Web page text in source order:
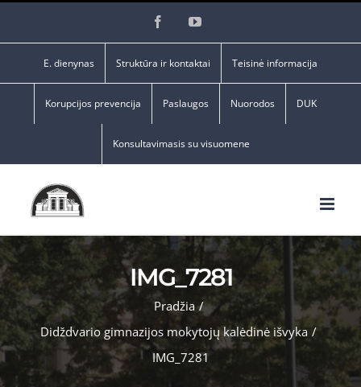
FacebookYouTube
E. dienynas Struktūra ir kontaktai Teisinė informacija
Korupcijos prevencija Paslaugos Nuorodos DUK
Konsultavimasis su visuomene
IMG_7281
Pradžia /
Didždvario gimnazijos mokytojų kalėdinė išvyka /
IMG_7281